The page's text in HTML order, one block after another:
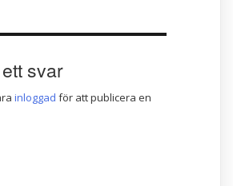
svar
inloggad för att publicera en